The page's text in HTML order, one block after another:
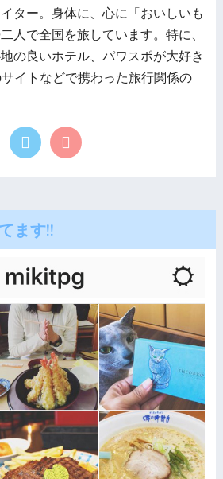
ター。身体に、心に「おいしいも
人で全国を旅しています。特に、
の良いホテル、パワスポが大好き
イトなどで携わった旅行関係の
ます!!